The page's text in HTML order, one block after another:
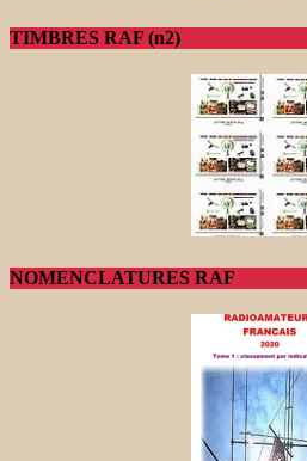
TIMBRES RAF (n2)
NOMENCLATURES RAF